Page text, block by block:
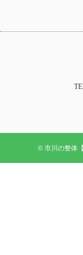
© 市川の整体